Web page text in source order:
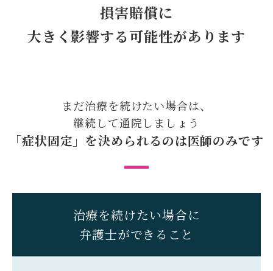
損害賠償に
大きく影響する可能性があります
まだ治療を続けたい場合は、
継続して通院しましょう
「症状固定」を決められるのは医師のみです
治療を続けたい場合に
弁護士ができること